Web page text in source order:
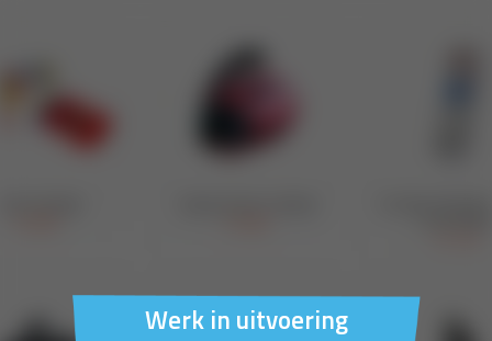
Werk in uitvoering